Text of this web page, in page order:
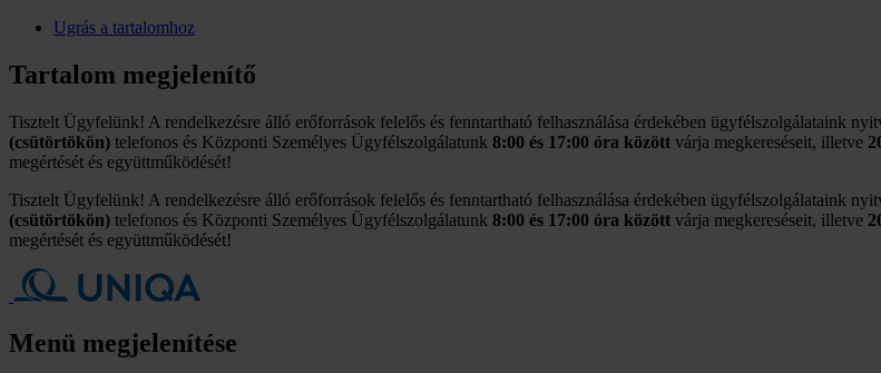
Ugrás a tartalomhoz
Tartalom megjelenítő
Tisztelt Ügyfelünk! A rendelkezésre álló erőforrások felelős és fenntartható felhasználása érdekében ügyfélszolgálataink
(csütörtökön) telefonos és Központi Személyes Ügyfélszolgálatunk 8:00 és 17:00 óra között várja megkereséseit, illetve
megértését és együttműködését!
Tisztelt Ügyfelünk! A rendelkezésre álló erőforrások felelős és fenntartható felhasználása érdekében ügyfélszolgálataink
(csütörtökön) telefonos és Központi Személyes Ügyfélszolgálatunk 8:00 és 17:00 óra között várja megkereséseit, illetve
megértését és együttműködését!
Menü megjelenítése